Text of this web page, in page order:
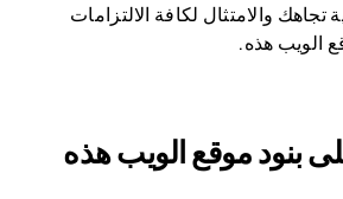
والامتثال لكافة الالتزامات
الويب هذه.
بنود موقع الويب هذه